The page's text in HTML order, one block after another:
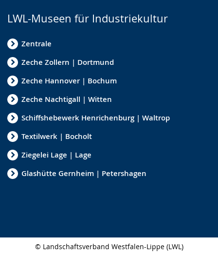
LWL-Museen für Industriekultur
Zentrale
Zeche Zollern | Dortmund
Zeche Hannover | Bochum
Zeche Nachtigall | Witten
Schiffshebewerk Henrichenburg | Waltrop
Textilwerk | Bocholt
Ziegelei Lage | Lage
Glashütte Gernheim | Petershagen
© Landschaftsverband Westfalen-Lippe (LWL)